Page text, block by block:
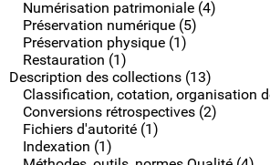
Numérisation patrimoniale (4)
Préservation numérique (5)
Préservation physique (1)
Restauration (1)
Description des collections (13)
Classification, cotation, organisation
Conversions rétrospectives (2)
Fichiers d'autorité (1)
Indexation (1)